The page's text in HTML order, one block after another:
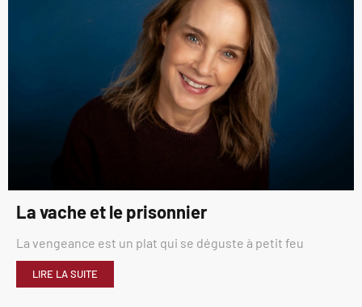
La vache et le prisonnier
La vengeance est un plat qui se déguste à petit feu
LIRE LA SUITE